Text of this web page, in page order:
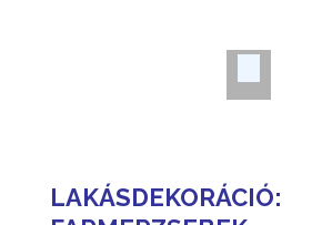
LAKÁSDEKORÁCIÓ: